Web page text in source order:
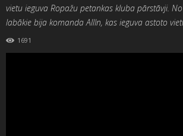
vietu ieguva Ropažu petankas kluba pārstāvji.
labākie bija komanda AllIn, kas ieguva astoto
1691